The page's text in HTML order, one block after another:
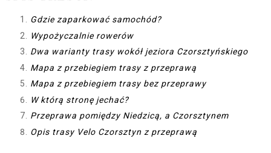
Gdzie zaparkować samochód?
Wypożyczalnie rowerów
Dwa warianty trasy wokół jeziora Czorsztyńskiego
Mapa z przebiegiem trasy z przeprawą
Mapa z przebiegiem trasy bez przeprawy
W którą stronę jechać?
Przeprawa pomiędzy Niedzicą, a Czorsztynem
Opis trasy Velo Czorsztyn z przeprawą